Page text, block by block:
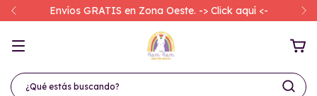
Envíos GRATIS en Zona Oeste. -> Click aquí <-